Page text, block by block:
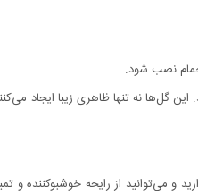
حمام نصب شود.
این گل‌ها نه تنها ظاهری زیبا ایجاد
مکرر ژل ندارید و می‌توانید از رایحه